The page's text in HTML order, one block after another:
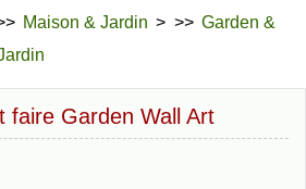
Maison & Jardin > >> Garden &
faire Garden Wall Art